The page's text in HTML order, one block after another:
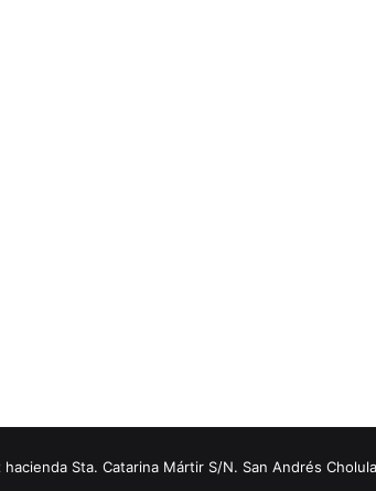
Sta. Catarina Mártir S/N. San Andrés